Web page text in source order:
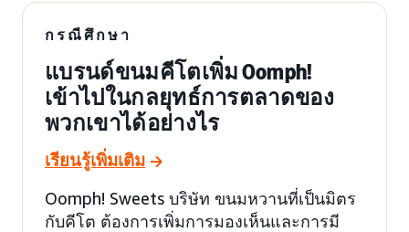
กรณีศึกษา
แบรนด์ขนมคีโตเพิ่ม Oomph!
เข้าไปในกลยุทธ์การตลาดของ
พวกเขาได้อย่างไร
เรียนรู้เพิ่มเติม
Oomph! Sweets บริษัท ขนมหวานที่เป็นมิตร
กับคีโต ต้องการเพิ่มการมองเห็นและการมี